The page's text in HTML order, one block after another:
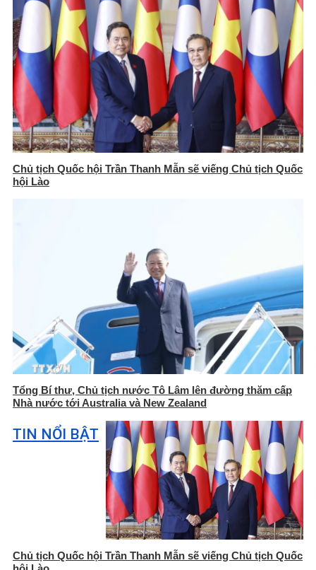
Chủ tịch Quốc hội Trần Thanh Mẫn sẽ viếng Chủ tịch Quốc
hội Lào
Tổng Bí thư, Chủ tịch nước Tô Lâm lên đường thăm cấp
Nhà nước tới Australia và New Zealand
TIN NỔI BẬT
Chủ tịch Quốc hội Trần Thanh Mẫn sẽ viếng Chủ tịch Quốc